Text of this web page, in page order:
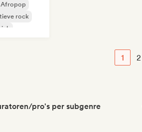
rock
1 2
pro's per subgenre